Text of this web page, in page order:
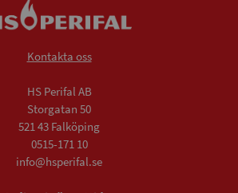
Kontakta oss
HS Perifal AB
Storgatan 50
521 43 Falköping
0515-171 10
info@hsperifal.se